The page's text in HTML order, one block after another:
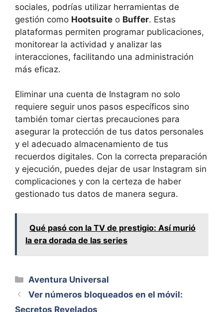
sociales, podrías utilizar herramientas de
gestión como Hootsuite o Buffer. Estas
plataformas permiten programar publicaciones,
monitorear la actividad y analizar las
interacciones, facilitando una administración
más eficaz.
Eliminar una cuenta de Instagram no solo
requiere seguir unos pasos específicos sino
también tomar ciertas precauciones para
asegurar la protección de tus datos personales
y el adecuado almacenamiento de tus
recuerdos digitales. Con la correcta preparación
y ejecución, puedes dejar de usar Instagram sin
complicaciones y con la certeza de haber
gestionado tus datos de manera segura.
Qué pasó con la TV de prestigio: Así murió
la era dorada de las series
Categorías
Aventura Universal
Ver números bloqueados en el móvil:
Secretos Revelados